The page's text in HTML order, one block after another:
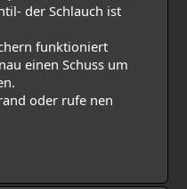
der Schlauch ist
funktioniert
einen Schuss um
oder rufe nen